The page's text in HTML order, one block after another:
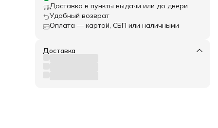
Доставка в пункты выдачи или до двери
Удобный возврат
Оплата — картой, СБП или наличными
Доставка